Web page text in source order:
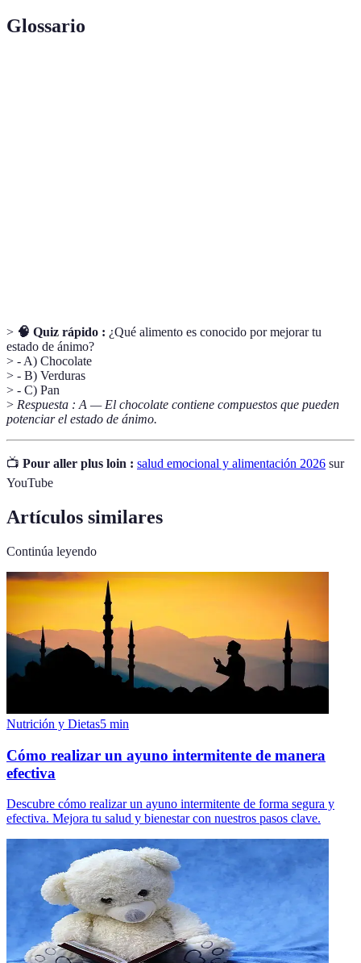
Glossario
> 🧠 Quiz rápido : ¿Qué alimento es conocido por mejorar tu
estado de ánimo?
> - A) Chocolate
> - B) Verduras
> - C) Pan
> Respuesta : A — El chocolate contiene compuestos que pueden
potenciar el estado de ánimo.
📺 Pour aller plus loin : salud emocional y alimentación 2026 sur
YouTube
Artículos similares
Continúa leyendo
Nutrición y Dietas5 min
Cómo realizar un ayuno intermitente de manera
efectiva
Descubre cómo realizar un ayuno intermitente de forma segura y
efectiva. Mejora tu salud y bienestar con nuestros pasos clave.